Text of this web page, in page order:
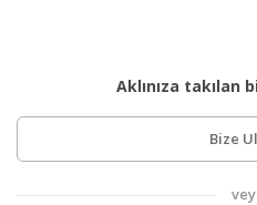
Aklınıza takılan
Bize